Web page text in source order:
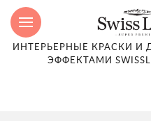
ИНТЕРЬЕРНЫЕ КРАСКИ И
ЭФФЕКТАМИ